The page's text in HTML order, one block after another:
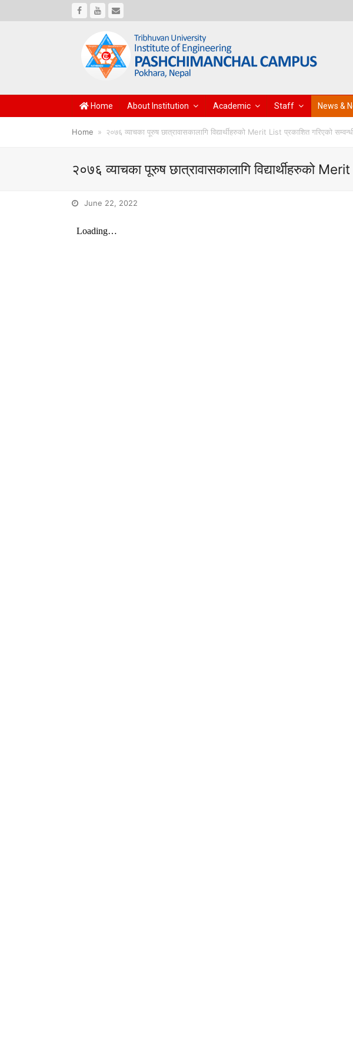
Facebook
Youtube
Home About Institution Academic Staff News &
Home » २०७६ व्याचका पूरुष छात्रावासकालागि विद्यार्थीहरुको Merit List प्रकाशित गरिएको
२०७६ व्याचका पूरुष छात्रावासकालागि विद्यार्थीहरुको
June 22, 2022